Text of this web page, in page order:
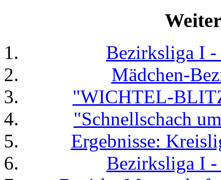
Bezirksliga I
Mädchen-
"WICHTEL-
"Schnellschach
Ergebnisse:
Bezirksliga I